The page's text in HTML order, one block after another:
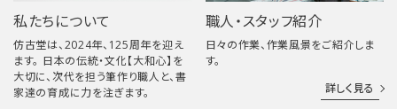
私たちについて
仿古堂は、2024年、125周年を迎え
ます。 日本の伝統・文化【大和心】を
大切に、次代を担う筆作り職人と、書
家達の育成に力を注ぎます。
職人・スタッフ紹介
日々の作業、作業風景をご紹介しま
す。
詳しく見る